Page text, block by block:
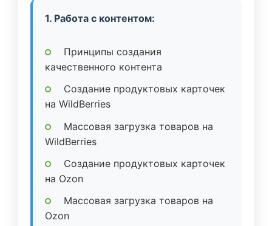
1. Работа с контентом:
Принципы создания
качественного контента
Создание продуктовых карточек
на WildBerries
Массовая загрузка товаров на
WildBerries
Создание продуктовых карточек
на Ozon
Массовая загрузка товаров на
Ozon